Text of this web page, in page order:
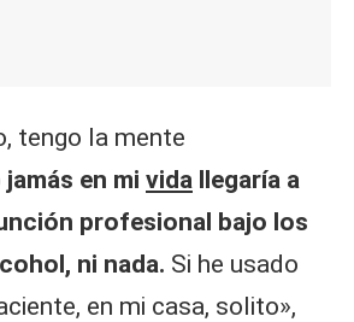
tengo la mente
en mi vida llegaría a
profesional bajo los
ni nada. Si he usado
en mi casa, solito»,